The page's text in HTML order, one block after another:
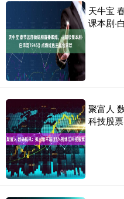
天牛宝
课本剧·
聚富人
科技股票